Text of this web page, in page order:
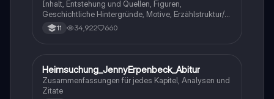
Inhalt, Entstehung und Quellen, Figuren,
Geschichtliche Hintergründe, Motive, Erzählstruktur/-
stil 11 34,922 660
Deutsch
Heimsuchung_JennyErpenbeck_Abitur
Zusammenfassungen für jedes Kapitel, Analysen und
Zitate